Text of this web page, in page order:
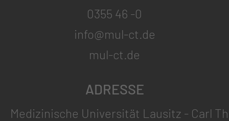
0355 46 -0
info@mul-ct.de
mul-ct.de
ADRESSE
Medizinische Universität Lausitz - Carl